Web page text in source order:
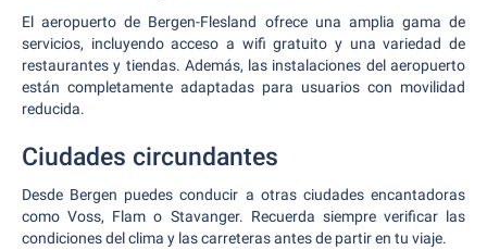
El aeropuerto de Bergen-Flesland ofrece una amplia gama de
servicios, incluyendo acceso a wifi gratuito y una variedad de
restaurantes y tiendas. Además, las instalaciones del aeropuerto
están completamente adaptadas para usuarios con movilidad
reducida.
Ciudades circundantes
Desde Bergen puedes conducir a otras ciudades encantadoras
como Voss, Flam o Stavanger. Recuerda siempre verificar las
condiciones del clima y las carreteras antes de partir en tu viaje.